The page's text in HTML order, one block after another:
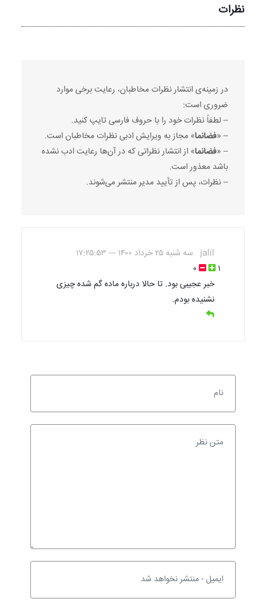
نظرات
در زمینه‌ی انتشار نظرات مخاطبان، رعایت برخی موارد
ضروری است:
-- لطفاً نظرات خود را با حروف فارسی تایپ کنید.
-- «فضانما» مجاز به ویرایش ادبی نظرات مخاطبان است.
-- «فضانما» از انتشار نظراتی که در آن‌ها رعایت ادب نشده
باشد معذور است.
-- نظرات، پس از تأیید مدیر منتشر می‌شوند.
jalil سه شنبه ۲۵ خرداد ۱۴۰۰ --- ۱۷:۲۵:۵۳
۱
۰
خبر عجیبی بود. تا حالا درباره ماده گم شده چیزی
نشنیده بودم.